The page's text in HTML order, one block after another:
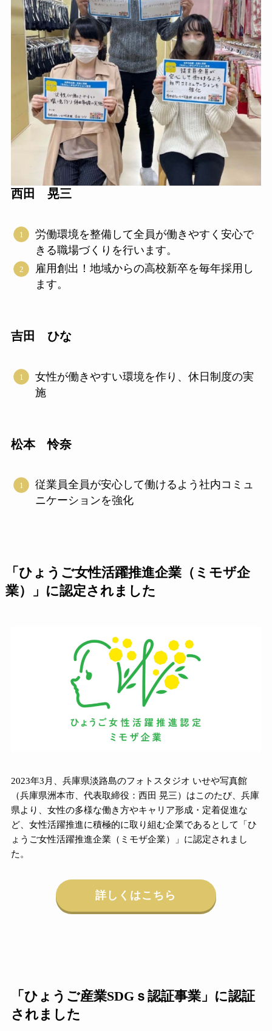
西田 晃三
労働環境を整備して全員が働きやすく安心で
きる職場づくりを行います。
雇用創出！地域からの高校新卒を毎年採用し
ます。
吉田 ひな
女性が働きやすい環境を作り、休日制度の実
施
松本 怜奈
従業員全員が安心して働けるよう社内コミュ
ニケーションを強化
「ひょうご女性活躍推進企業（ミモザ企
業）」に認定されました
2023年3月、兵庫県淡路島のフォトスタジオ いせや写真館
（兵庫県洲本市、代表取締役：西田 晃三）はこのたび、兵庫
県より、女性の多様な働き方やキャリア形成・定着促進な
ど、女性活躍推進に積極的に取り組む企業であるとして「ひ
ょうご女性活躍推進企業（ミモザ企業）」に認定されまし
た。
詳しくはこちら
「ひょうご産業SDGｓ認証事業」に認証
されました